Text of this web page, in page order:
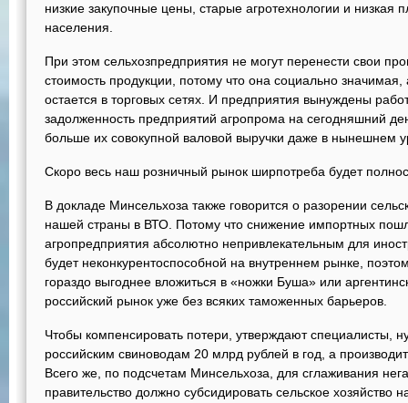
низкие закупочные цены, старые агротехнологии и низкая
населения.
При этом сельхозпредприятия не могут перенести свои
стоимость продукции, потому что она социально
остается в торговых сетях. И предприятия вынуждены
задолженность предприятий агропрома на сегодняшний
больше их совокупной валовой выручки даже в нынешнем
Скоро весь наш розничный рынок ширпотреба будет
В докладе Минсельхоза также говорится о разорении
нашей страны в ВТО. Потому что снижение импортных
агропредприятия абсолютно непривлекательным для
будет неконкурентоспособной на внутреннем рынке,
гораздо выгоднее вложиться в «ножки Буша» или
российский рынок уже без всяких таможенных барьеров.
Чтобы компенсировать потери, утверждают специалисты,
российским свиноводам 20 млрд рублей в год, а
Всего же, по подсчетам Минсельхоза, для сглаживания
правительство должно субсидировать сельское